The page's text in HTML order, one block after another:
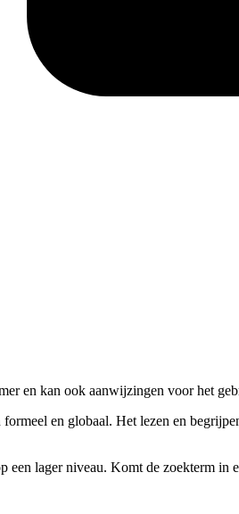
en kan ook aanwijzingen voor het
en globaal. Het lezen en
lager niveau. Komt de zoekterm in